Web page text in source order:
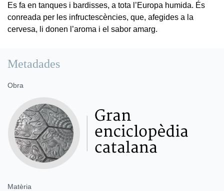
Es fa en tanques i bardisses, a tota l’Europa humida. És
conreada per les infructescències, que, afegides a la
cervesa, li donen l’aroma i el sabor amarg.
Metadades
Obra
Matèria